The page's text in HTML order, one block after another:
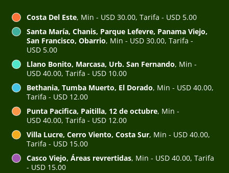
Costa Del Este, Min - USD 30.00, Tarifa - USD 5.00
Santa María, Chanis, Parque Lefevre, Panama Viejo,
San Francisco, Obarrio, Min - USD 30.00, Tarifa -
USD 5.00
Llano Bonito, Marcasa, Urb. San Fernando, Min -
USD 40.00, Tarifa - USD 10.00
Bethania, Tumba Muerto, El Dorado, Min - USD 40.00,
Tarifa - USD 12.00
Punta Pacifica, Paitilla, 12 de octubre, Min -
USD 40.00, Tarifa - USD 12.00
Villa Lucre, Cerro Viento, Costa Sur, Min - USD 40.00,
Tarifa - USD 15.00
Casco Viejo, Áreas revrertidas, Min - USD 40.00, Tarifa
- USD 15.00